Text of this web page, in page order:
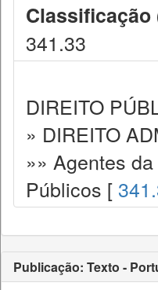
Classificação
341.33
DIREITO
» DIREITO
»» Agentes
Públicos [
Publicação: Texto -